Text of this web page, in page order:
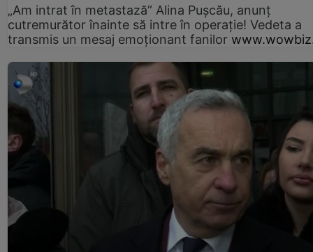
„Am intrat în metastază” Alina Pușcău, anunț
cutremurător înainte să intre în operație! Vedeta a
transmis un mesaj emoționant fanilor